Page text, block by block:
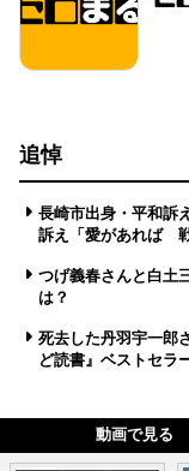
追悼
長崎市出身・平和訴
訴え「愛があれば
つげ義春さんと白土
は？
死去した丹羽宇一郎
ど読書』ベストセラ
動画で見る